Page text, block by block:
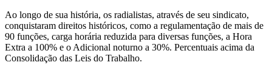
Ao longo de sua história, os radialistas, através de seu sindicato,
conquistaram direitos históricos, como a regulamentação de mais de
90 funções, carga horária reduzida para diversas funções, a Hora
Extra a 100% e o Adicional noturno a 30%. Percentuais acima da
Consolidação das Leis do Trabalho.